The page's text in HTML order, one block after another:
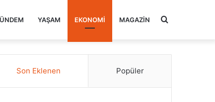
YAŞAM EKONOMI MAGAZIN Arama
Son Eklenen Popüler